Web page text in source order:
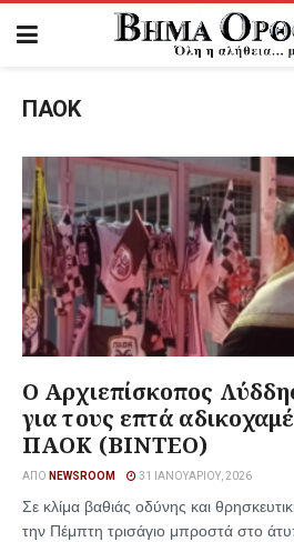
ΠΑΟΚ
Ο Αρχιεπίσκοπος
για τους επτά
ΠΑΟΚ (ΒΙΝΤΕΟ)
ΑΠΌ NEWSROOM 31 ΙΑΝΟΥΑΡΊΟΥ, 2026
Σε κλίμα βαθιάς οδύνης και
την Πέμπτη τρισάγιο μπροστά στο